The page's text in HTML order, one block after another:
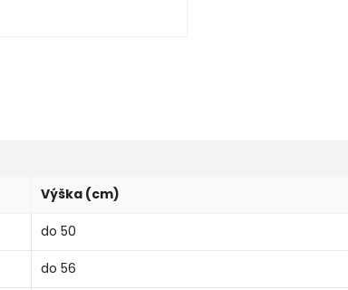
Výška (cm)
do 50
do 56